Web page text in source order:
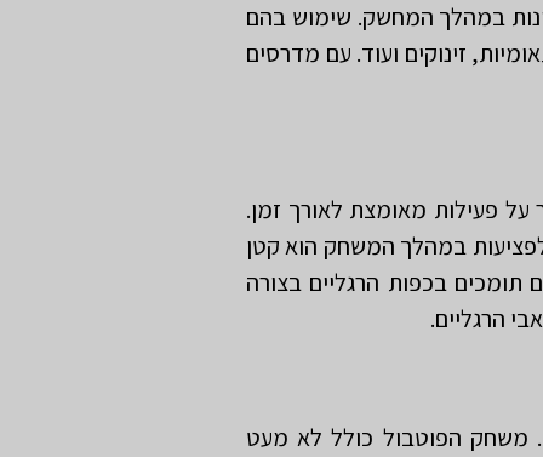
במהלך המחשק. שימוש בהם
זינוקים ועוד. עם מדרסים
פעילות מאומצת לאורך זמן.
במהלך המשחק הוא קטן
תומכים בכפות הרגליים בצורה
הרגליים.
משחק הפוטבול כולל לא מעט